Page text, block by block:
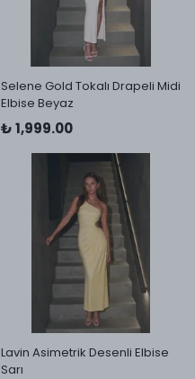
Selene Gold Tokalı Drapeli Midi
Elbise Beyaz
₺ 1,999.00
Lavin Asimetrik Desenli Elbise
Sarı